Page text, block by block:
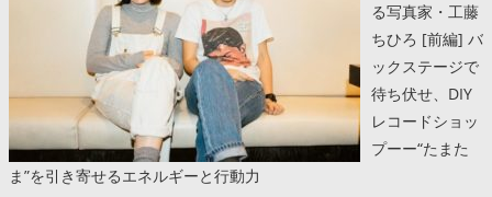
る写真家・工藤
ちひろ [前編] バ
ックステージで
待ち伏せ、DIY
レコードショッ
プーー“たまた
ま”を引き寄せるエネルギーと行動力